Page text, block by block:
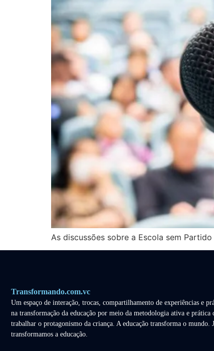
As discussões sobre a Escola sem
Transformando.com.vc
Um espaço de interação, trocas, compartilhamento de experiências e
na transformação da educação por meio da metodologia ativa e prática
trabalhar o protagonismo da criança. A educação transforma o mundo.
transformamos a educação.